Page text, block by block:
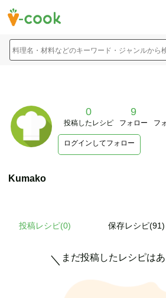
料理名・材料などのキーワード・ジャンルから
0
投稿したレシピ
9
フォロー フ
ログインしてフォロー
Kumako
投稿レシピ(0) 保存レシピ(91)
＼ まだ投稿したレシピは